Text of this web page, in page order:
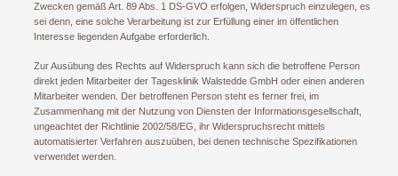
Zwecken gemäß Art. 89 Abs. 1 DS-GVO erfolgen, Widerspruch einzulegen, es
sei denn, eine solche Verarbeitung ist zur Erfüllung einer im öffentlichen
Interesse liegenden Aufgabe erforderlich.
Zur Ausübung des Rechts auf Widerspruch kann sich die betroffene Person
direkt jeden Mitarbeiter der Tagesklinik Walstedde GmbH oder einen anderen
Mitarbeiter wenden. Der betroffenen Person steht es ferner frei, im
Zusammenhang mit der Nutzung von Diensten der Informationsgesellschaft,
ungeachtet der Richtlinie 2002/58/EG, ihr Widerspruchsrecht mittels
automatisierter Verfahren auszuüben, bei denen technische Spezifikationen
verwendet werden.